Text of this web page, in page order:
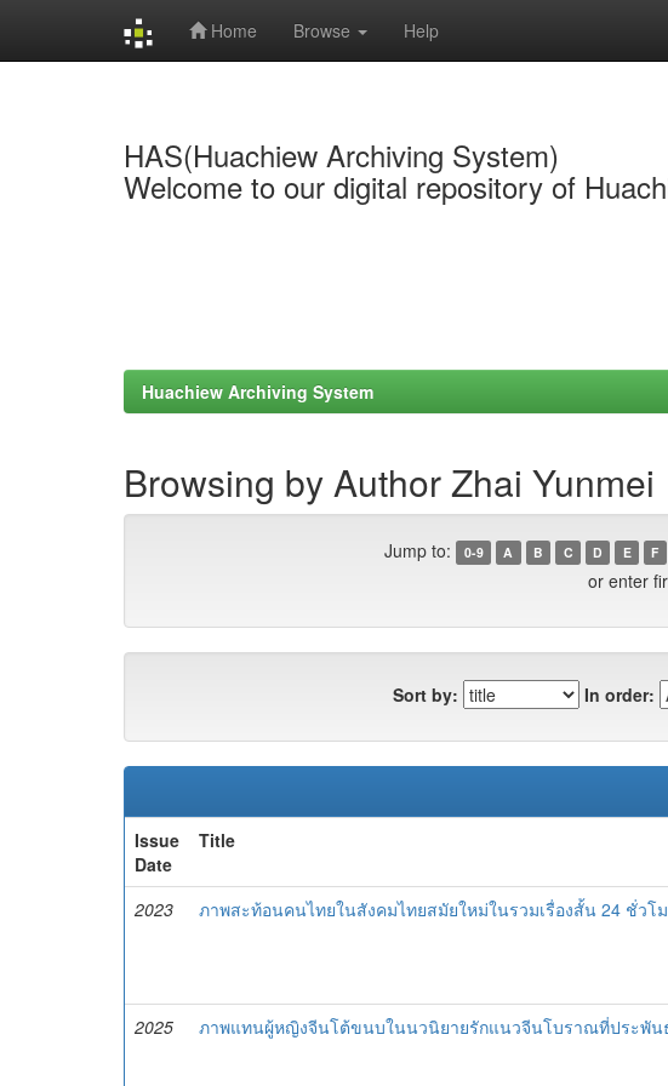
Home Browse Help
HAS(Huachiew Archiving System)
Welcome to our digital repository of
Huachiew Archiving System
Browsing by Author Zhai Yunmei
Jump to: 0-9 A B C D E F
or enter
Sort by: In order:
Issue
Date
Title
2023 ภาพสะท้อนคนไทยในสังคมไทยสมัยใหม่ในรวมเรื่องสั้น 24 ชั่วโ
2025
ภาพแทนผู้หญิงจีนโต้ขนบในนวนิยายรักแนวจีนโบราณที่ประพัน